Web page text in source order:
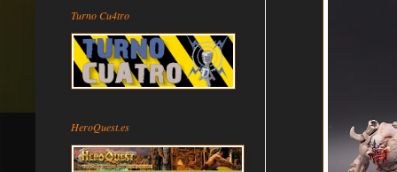
Turno Cu4tro
HeroQuest.es